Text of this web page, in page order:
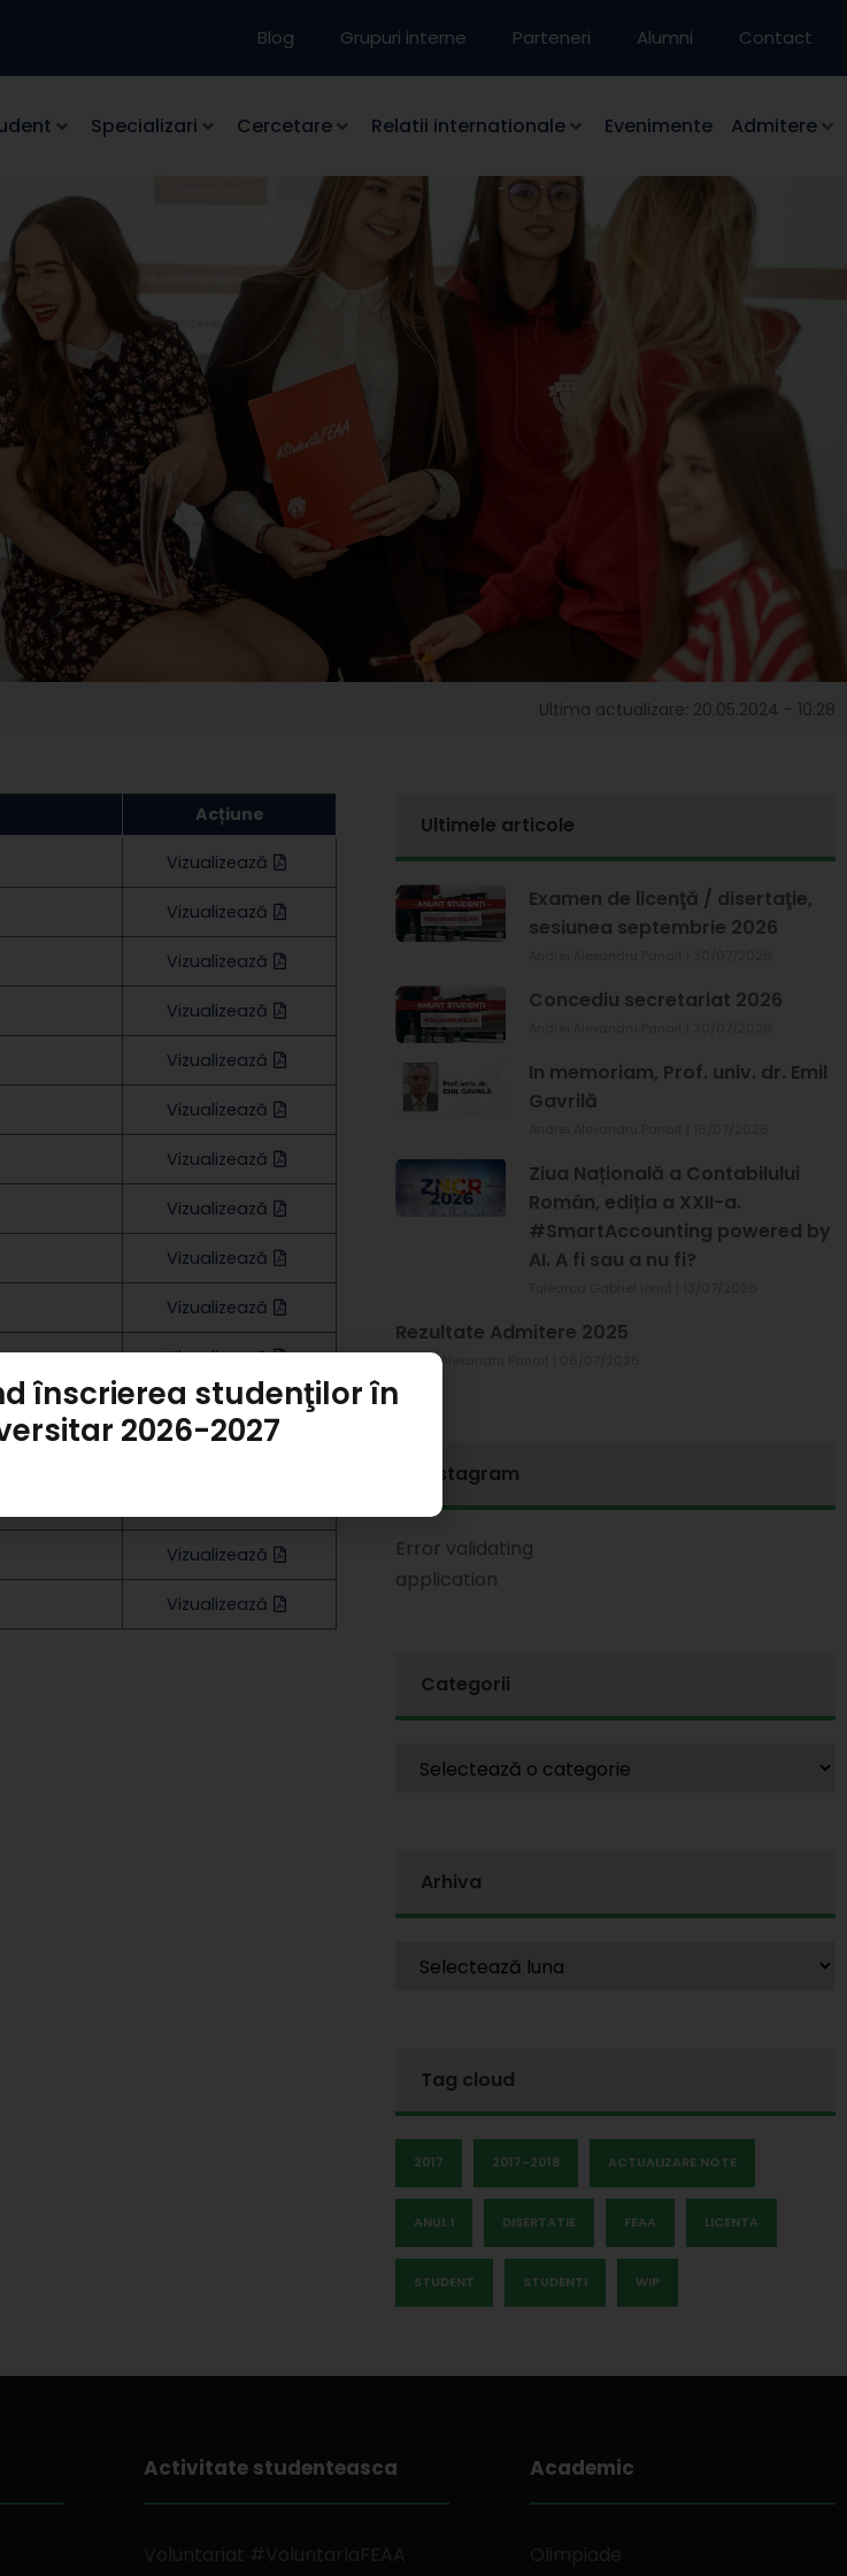
Blog Grupuri interne Parteneri Alumni Contact
Specializari Cercetare Relatii internationale Evenimente Admitere
Ultima actualizare: 20.05.2024 - 10:28
Acțiune
Vizualizează
Vizualizează
Vizualizează
Vizualizează
Vizualizează
Vizualizează
Vizualizează
Vizualizează
Vizualizează
Vizualizează
Vizualizează
Vizualizează
Vizualizează
Vizualizează
Ultimele articole
Examen de licenţă / disertaţie,
sesiunea septembrie 2026
Concediu secretariat 2026
In memoriam, Prof. univ. dr. Emil
Gavrilă
Ziua Națională a Contabilului
Român, ediția a XXII-a.
#SmartAccounting powered by
AI. A fi sau a nu fi?
Rezultate Admitere 2025
Andrei Alexandru Panait
Instagram
Error validating
application
Categorii
Arhiva
Tag cloud
2017 2017-2018 ACTUALIZARE NOTE
ANUL I DISERTATIE FEAA LICENTA
STUDENT STUDENTI WIP
Activitate studenteasca Academic
înscrierea studenţilor în
2026-2027